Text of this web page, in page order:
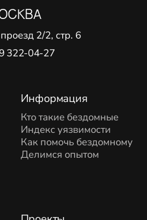
Информация
Кто такие бездомные
Индекс уязвимости
Как помочь бездомному
Делимся опытом
2/2, стр. 6
322-04-27